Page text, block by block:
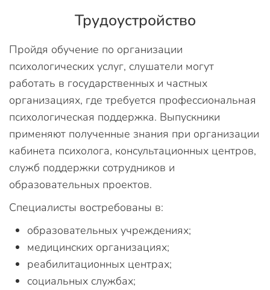
Трудоустройство
Пройдя обучение по организации
психологических услуг, слушатели могут
работать в государственных и частных
организациях, где требуется профессиональная
психологическая поддержка. Выпускники
применяют полученные знания при организации
кабинета психолога, консультационных центров,
служб поддержки сотрудников и
образовательных проектов.
Специалисты востребованы в:
образовательных учреждениях;
медицинских организациях;
реабилитационных центрах;
социальных службах;